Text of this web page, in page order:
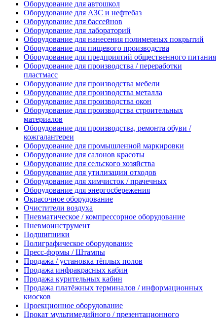
Оборудование для автошкол
Оборудование для АЗС и нефтебаз
Оборудование для бассейнов
Оборудование для лабораторий
Оборудование для нанесения полимерных покрытий
Оборудование для пищевого производства
Оборудование для предприятий общественного питания
Оборудование для производства / переработки
пластмасс
Оборудование для производства мебели
Оборудование для производства металла
Оборудование для производства окон
Оборудование для производства строительных
материалов
Оборудование для производства, ремонта обуви /
кожгалантереи
Оборудование для промышленной маркировки
Оборудование для салонов красоты
Оборудование для сельского хозяйства
Оборудование для утилизации отходов
Оборудование для химчисток / прачечных
Оборудование для энергосбережения
Окрасочное оборудование
Очистители воздуха
Пневматическое / компрессорное оборудование
Пневмоинструмент
Подшипники
Полиграфическое оборудование
Пресс-формы / Штампы
Продажа / установка тёплых полов
Продажа инфракрасных кабин
Продажа курительных кабин
Продажа платёжных терминалов / информационных
киосков
Проекционное оборудование
Прокат мультимедийного / презентационного